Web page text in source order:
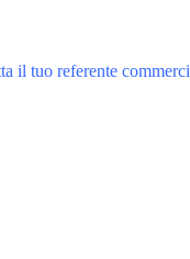
il tuo referente